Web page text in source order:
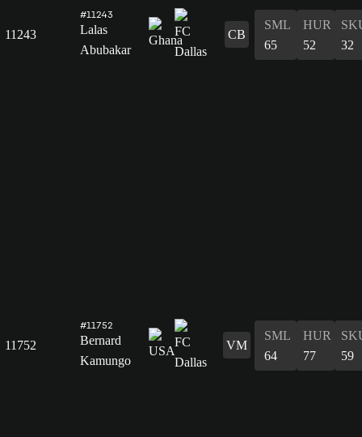
11243
#11243
Lalas
Abubakar
CB
SML
65
HUR
52
32
11752
#11752
Bernard
Kamungo
VM
SML
64
HUR
77
59